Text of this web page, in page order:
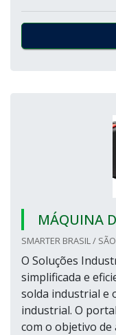
MÁQUINA
SMARTER BRASIL /
O Soluções
simplificada e
solda industrial e
industrial. O
com o objetivo